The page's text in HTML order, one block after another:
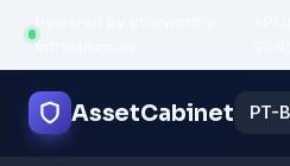
infrastructure
AssetCabinet